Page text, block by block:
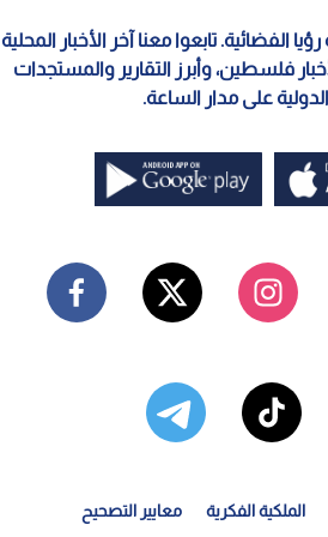
الفضائية. تابعوا معنا آخر الأخبار المحلية
فلسطين، وأبرز التقارير والمستجدات
على مدار الساعة.
الملكية الفكرية معايير التصحيح